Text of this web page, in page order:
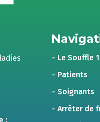
:
– Le Souffle
– Patients
– Soignants
– Arrêter de